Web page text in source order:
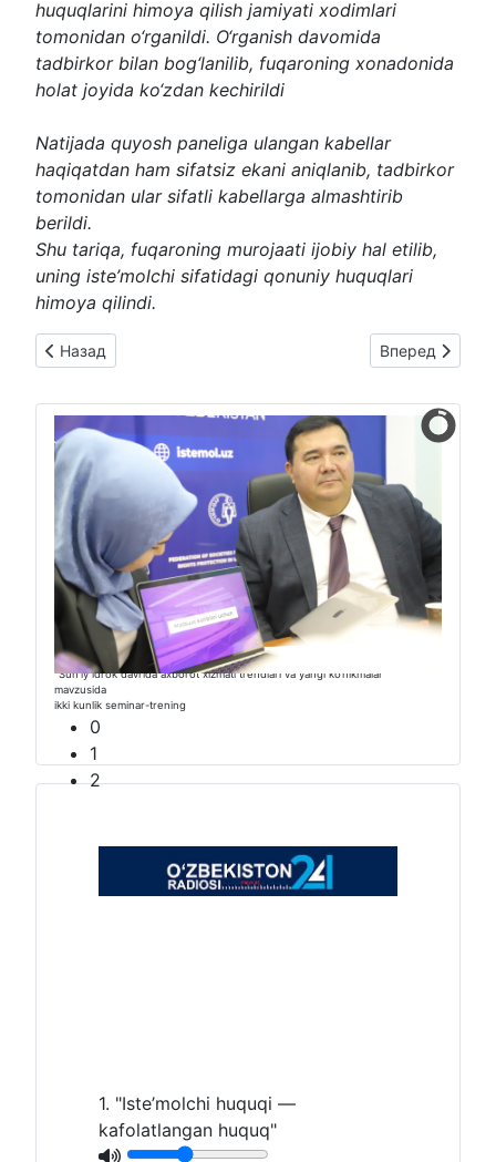
1. "Iste’molchi huquqi —
kafolatlangan huquq"
huquqlarini himoya qilish jamiyati xodimlari
tomonidan o‘rganildi. O‘rganish davomida
tadbirkor bilan bog‘lanilib, fuqaroning xonadonida
holat joyida ko‘zdan kechirildi
Natijada quyosh paneliga ulangan kabellar
haqiqatdan ham sifatsiz ekani aniqlanib, tadbirkor
tomonidan ular sifatli kabellarga almashtirib
berildi.
Shu tariqa, fuqaroning murojaati ijobiy hal etilib,
uning iste’molchi sifatidagi qonuniy huquqlari
himoya qilindi.
Предыдущий: NOSOZ TANOMETR YANGISIGA ALMASHTIRIB
Назад Следующий:
Вперед
“Sunʼiy idrok davrida axborot xizmati trendlari va yangi ko‘nikmalar”
mavzusida
ikki kunlik seminar-trening
0
1
2